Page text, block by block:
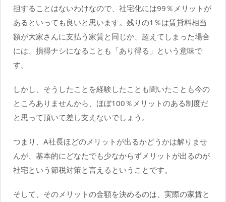
担することはないわけなので、社宅化には99％メリットが
あるといっても良いと思います。残りの1％は賃貸料相当
額が大家さんに支払う家賃と同じか、超えてしまった場合
には、損得ナシになることも「あり得る」という意味で
す。
しかし、そうしたことを経験したことも聞いたことも今の
ところありませんから、ほぼ100％メリットのある制度だ
と思って頂いて差し支えないでしょう。
つまり、A社長ほどのメリットが出るかどうかは解りませ
んが、基本的にどなたでも少なからずメリットが出るのが
社宅という節税対策と言えるということです。
そして、そのメリットの金額を決めるのは、実際の家賃と